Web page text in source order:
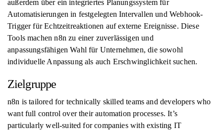
außerdem über ein integriertes Planungssystem für
Automatisierungen in festgelegten Intervallen und Webhook-
Trigger für Echtzeitreaktionen auf externe Ereignisse. Diese
Tools machen n8n zu einer zuverlässigen und
anpassungsfähigen Wahl für Unternehmen, die sowohl
individuelle Anpassung als auch Erschwinglichkeit suchen.
Zielgruppe
n8n is tailored for technically skilled teams and developers who
want full control over their automation processes. It’s
particularly well-suited for companies with existing IT